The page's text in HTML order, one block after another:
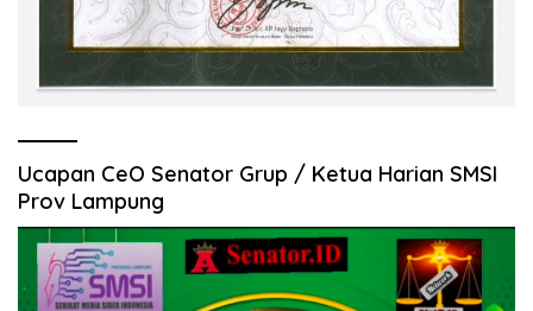
Ucapan CeO Senator Grup / Ketua Harian SMSI
Prov Lampung